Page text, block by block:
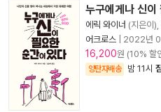
누구에게나 신이
에릭 와이너 (지은이),
어크로스
2022년
16,200원 (10% 할
양탄자배송 밤 11시